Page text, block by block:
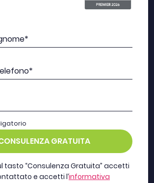
GRATUITA
tasto “Consulenza Gratuita” accetti
e accetti l’informativa